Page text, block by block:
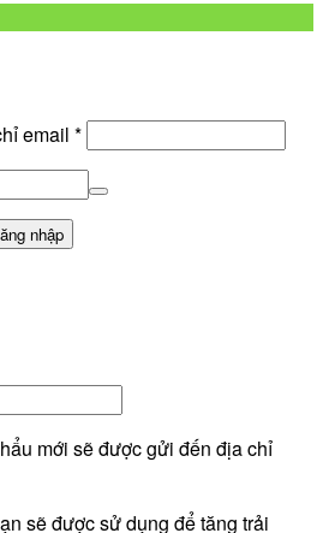
email *Bắt
nhập
mới sẽ được gửi đến địa chỉ
sẽ được sử dụng để tăng trải